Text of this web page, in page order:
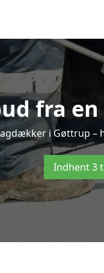
fra
i Gøttrup –
Indhent 3